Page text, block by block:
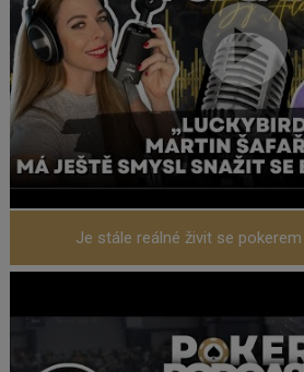
Je stále reálné živit se